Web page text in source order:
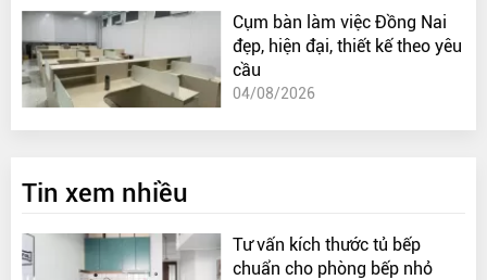
Cụm bàn làm việc Đồng Nai
đẹp, hiện đại, thiết kế theo yêu
cầu
04/08/2026
Tin xem nhiều
Tư vấn kích thước tủ bếp
chuẩn cho phòng bếp nhỏ